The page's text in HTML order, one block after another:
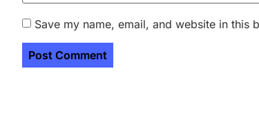
Save my name, email, and website in this